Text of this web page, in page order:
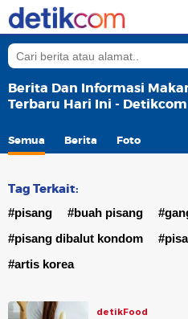
Berita Dan Informasi
Terbaru Hari Ini - Detikcom
Semua Berita Foto
Tag Terkait:
#pisang #buah pisang
#pisang dibalut kondom
#artis korea
detikFood